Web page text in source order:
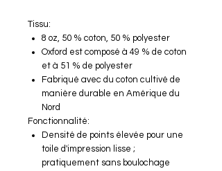
Tissu:
8 oz, 50 % coton, 50 % polyester
Oxford est composé à 49 % de coton
et à 51 % de polyester
Fabriqué avec du coton cultivé de
manière durable en Amérique du
Nord
Fonctionnalité:
Densité de points élevée pour une
toile d'impression lisse ;
pratiquement sans boulochage